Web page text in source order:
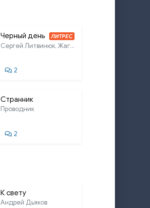
Черный день ЛИТРЕС
Сергей Литвинюк, Жагорина Ирина
2
Странник
Проводник
2
К свету
Андрей Дьяков